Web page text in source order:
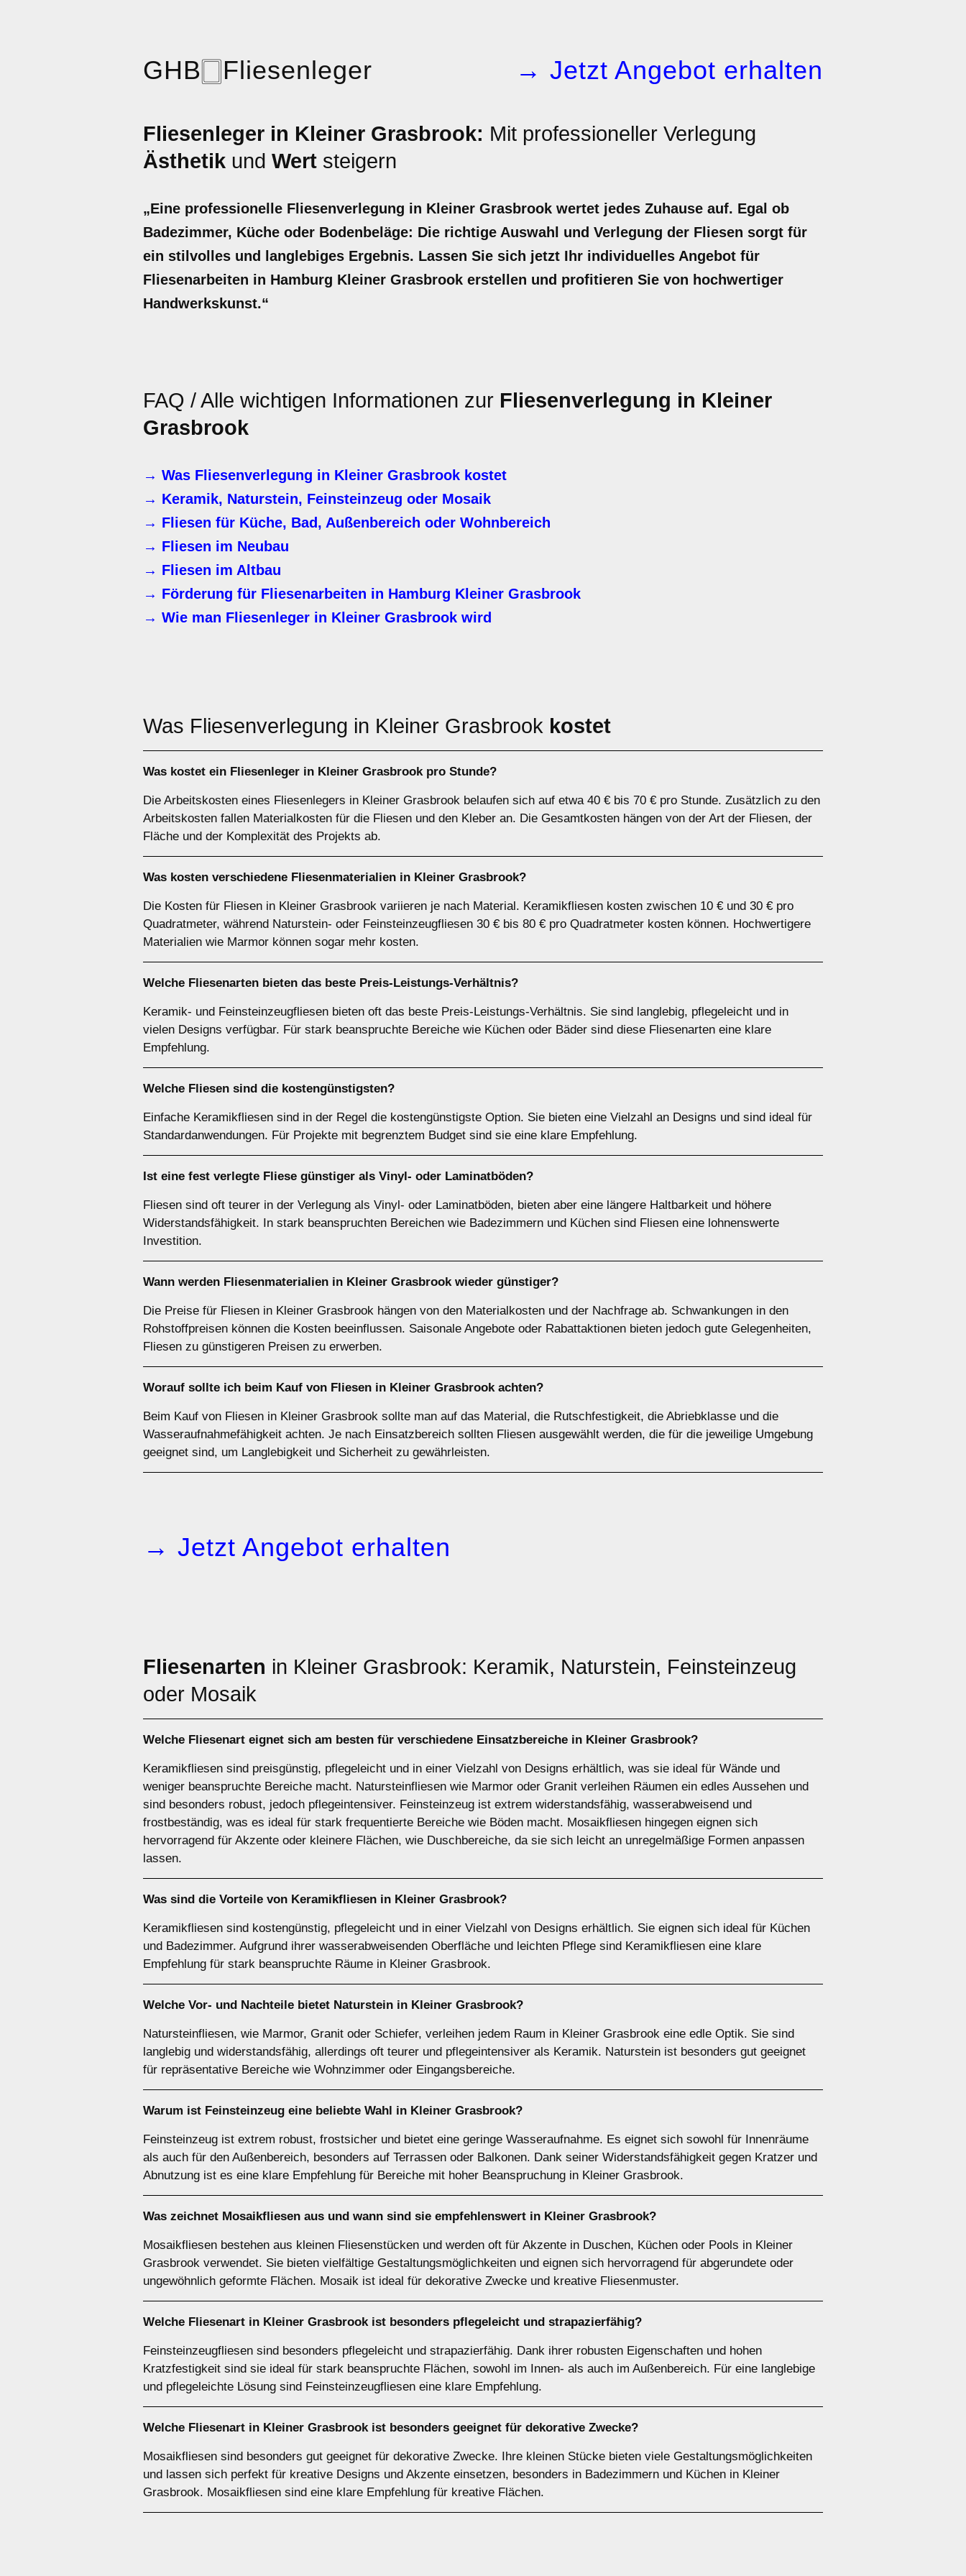
GHB🀆Fliesenleger → Jetzt Angebot erhalten
Fliesenleger in Kleiner Grasbrook: Mit professioneller Verlegung
Ästhetik und Wert steigern
„Eine professionelle Fliesenverlegung in Kleiner Grasbrook wertet jedes Zuhause auf. Egal ob
Badezimmer, Küche oder Bodenbeläge: Die richtige Auswahl und Verlegung der Fliesen sorgt für
ein stilvolles und langlebiges Ergebnis. Lassen Sie sich jetzt Ihr individuelles Angebot für
Fliesenarbeiten in Hamburg Kleiner Grasbrook erstellen und profitieren Sie von hochwertiger
Handwerkskunst.“
FAQ / Alle wichtigen Informationen zur Fliesenverlegung in Kleiner
Grasbrook
→ Was Fliesenverlegung in Kleiner Grasbrook kostet
→ Keramik, Naturstein, Feinsteinzeug oder Mosaik
→ Fliesen für Küche, Bad, Außenbereich oder Wohnbereich
→ Fliesen im Neubau
→ Fliesen im Altbau
→ Förderung für Fliesenarbeiten in Hamburg Kleiner Grasbrook
→ Wie man Fliesenleger in Kleiner Grasbrook wird
Was Fliesenverlegung in Kleiner Grasbrook kostet
Was kostet ein Fliesenleger in Kleiner Grasbrook pro Stunde?
Die Arbeitskosten eines Fliesenlegers in Kleiner Grasbrook belaufen sich auf etwa 40 € bis 70 € pro Stunde. Zusätzlich zu den
Arbeitskosten fallen Materialkosten für die Fliesen und den Kleber an. Die Gesamtkosten hängen von der Art der Fliesen, der
Fläche und der Komplexität des Projekts ab.
Was kosten verschiedene Fliesenmaterialien in Kleiner Grasbrook?
Die Kosten für Fliesen in Kleiner Grasbrook variieren je nach Material. Keramikfliesen kosten zwischen 10 € und 30 € pro
Quadratmeter, während Naturstein- oder Feinsteinzeugfliesen 30 € bis 80 € pro Quadratmeter kosten können. Hochwertigere
Materialien wie Marmor können sogar mehr kosten.
Welche Fliesenarten bieten das beste Preis-Leistungs-Verhältnis?
Keramik- und Feinsteinzeugfliesen bieten oft das beste Preis-Leistungs-Verhältnis. Sie sind langlebig, pflegeleicht und in
vielen Designs verfügbar. Für stark beanspruchte Bereiche wie Küchen oder Bäder sind diese Fliesenarten eine klare
Empfehlung.
Welche Fliesen sind die kostengünstigsten?
Einfache Keramikfliesen sind in der Regel die kostengünstigste Option. Sie bieten eine Vielzahl an Designs und sind ideal für
Standardanwendungen. Für Projekte mit begrenztem Budget sind sie eine klare Empfehlung.
Ist eine fest verlegte Fliese günstiger als Vinyl- oder Laminatböden?
Fliesen sind oft teurer in der Verlegung als Vinyl- oder Laminatböden, bieten aber eine längere Haltbarkeit und höhere
Widerstandsfähigkeit. In stark beanspruchten Bereichen wie Badezimmern und Küchen sind Fliesen eine lohnenswerte
Investition.
Wann werden Fliesenmaterialien in Kleiner Grasbrook wieder günstiger?
Die Preise für Fliesen in Kleiner Grasbrook hängen von den Materialkosten und der Nachfrage ab. Schwankungen in den
Rohstoffpreisen können die Kosten beeinflussen. Saisonale Angebote oder Rabattaktionen bieten jedoch gute Gelegenheiten,
Fliesen zu günstigeren Preisen zu erwerben.
Worauf sollte ich beim Kauf von Fliesen in Kleiner Grasbrook achten?
Beim Kauf von Fliesen in Kleiner Grasbrook sollte man auf das Material, die Rutschfestigkeit, die Abriebklasse und die
Wasseraufnahmefähigkeit achten. Je nach Einsatzbereich sollten Fliesen ausgewählt werden, die für die jeweilige Umgebung
geeignet sind, um Langlebigkeit und Sicherheit zu gewährleisten.
→ Jetzt Angebot erhalten
Fliesenarten in Kleiner Grasbrook: Keramik, Naturstein, Feinsteinzeug
oder Mosaik
Welche Fliesenart eignet sich am besten für verschiedene Einsatzbereiche in Kleiner Grasbrook?
Keramikfliesen sind preisgünstig, pflegeleicht und in einer Vielzahl von Designs erhältlich, was sie ideal für Wände und
weniger beanspruchte Bereiche macht. Natursteinfliesen wie Marmor oder Granit verleihen Räumen ein edles Aussehen und
sind besonders robust, jedoch pflegeintensiver. Feinsteinzeug ist extrem widerstandsfähig, wasserabweisend und
frostbeständig, was es ideal für stark frequentierte Bereiche wie Böden macht. Mosaikfliesen hingegen eignen sich
hervorragend für Akzente oder kleinere Flächen, wie Duschbereiche, da sie sich leicht an unregelmäßige Formen anpassen
lassen.
Was sind die Vorteile von Keramikfliesen in Kleiner Grasbrook?
Keramikfliesen sind kostengünstig, pflegeleicht und in einer Vielzahl von Designs erhältlich. Sie eignen sich ideal für Küchen
und Badezimmer. Aufgrund ihrer wasserabweisenden Oberfläche und leichten Pflege sind Keramikfliesen eine klare
Empfehlung für stark beanspruchte Räume in Kleiner Grasbrook.
Welche Vor- und Nachteile bietet Naturstein in Kleiner Grasbrook?
Natursteinfliesen, wie Marmor, Granit oder Schiefer, verleihen jedem Raum in Kleiner Grasbrook eine edle Optik. Sie sind
langlebig und widerstandsfähig, allerdings oft teurer und pflegeintensiver als Keramik. Naturstein ist besonders gut geeignet
für repräsentative Bereiche wie Wohnzimmer oder Eingangsbereiche.
Warum ist Feinsteinzeug eine beliebte Wahl in Kleiner Grasbrook?
Feinsteinzeug ist extrem robust, frostsicher und bietet eine geringe Wasseraufnahme. Es eignet sich sowohl für Innenräume
als auch für den Außenbereich, besonders auf Terrassen oder Balkonen. Dank seiner Widerstandsfähigkeit gegen Kratzer und
Abnutzung ist es eine klare Empfehlung für Bereiche mit hoher Beanspruchung in Kleiner Grasbrook.
Was zeichnet Mosaikfliesen aus und wann sind sie empfehlenswert in Kleiner Grasbrook?
Mosaikfliesen bestehen aus kleinen Fliesenstücken und werden oft für Akzente in Duschen, Küchen oder Pools in Kleiner
Grasbrook verwendet. Sie bieten vielfältige Gestaltungsmöglichkeiten und eignen sich hervorragend für abgerundete oder
ungewöhnlich geformte Flächen. Mosaik ist ideal für dekorative Zwecke und kreative Fliesenmuster.
Welche Fliesenart in Kleiner Grasbrook ist besonders pflegeleicht und strapazierfähig?
Feinsteinzeugfliesen sind besonders pflegeleicht und strapazierfähig. Dank ihrer robusten Eigenschaften und hohen
Kratzfestigkeit sind sie ideal für stark beanspruchte Flächen, sowohl im Innen- als auch im Außenbereich. Für eine langlebige
und pflegeleichte Lösung sind Feinsteinzeugfliesen eine klare Empfehlung.
Welche Fliesenart in Kleiner Grasbrook ist besonders geeignet für dekorative Zwecke?
Mosaikfliesen sind besonders gut geeignet für dekorative Zwecke. Ihre kleinen Stücke bieten viele Gestaltungsmöglichkeiten
und lassen sich perfekt für kreative Designs und Akzente einsetzen, besonders in Badezimmern und Küchen in Kleiner
Grasbrook. Mosaikfliesen sind eine klare Empfehlung für kreative Flächen.